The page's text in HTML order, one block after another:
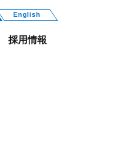
English
採用情報